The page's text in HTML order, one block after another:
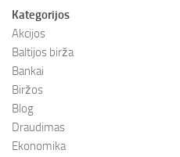
Kategorijos
Akcijos
Baltijos birža
Bankai
Biržos
Blog
Draudimas
Ekonomika